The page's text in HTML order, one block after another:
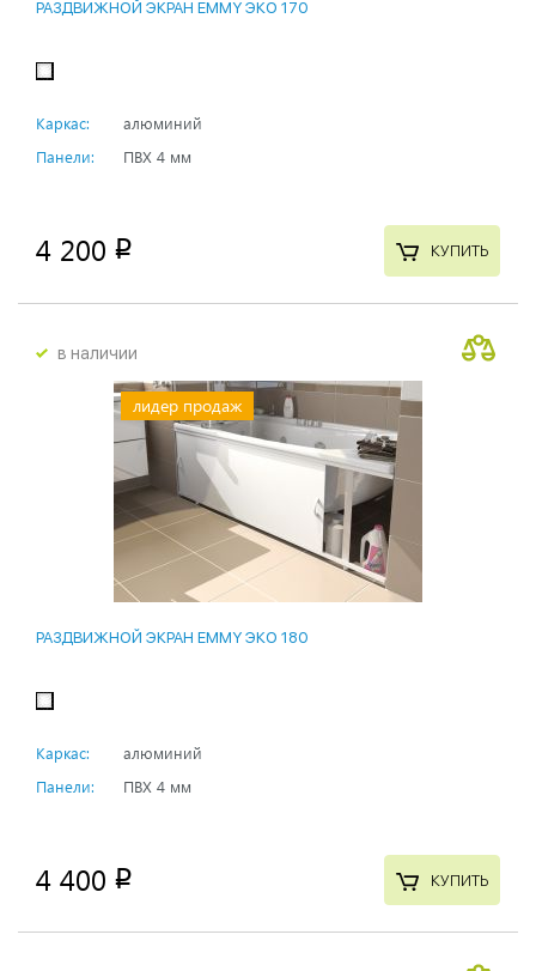
РАЗДВИЖНОЙ ЭКРАН EMMY ЭКО 170
Каркас:
алюминий
Панели:
ПВХ 4 мм
4 200 p КУПИТЬ
в наличии
лидер продаж
РАЗДВИЖНОЙ ЭКРАН EMMY ЭКО 180
Каркас:
алюминий
Панели:
ПВХ 4 мм
4 400 p КУПИТЬ